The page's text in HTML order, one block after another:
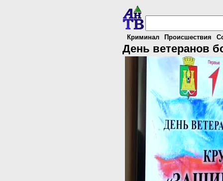
Криминал Происшествия
День ветеранов